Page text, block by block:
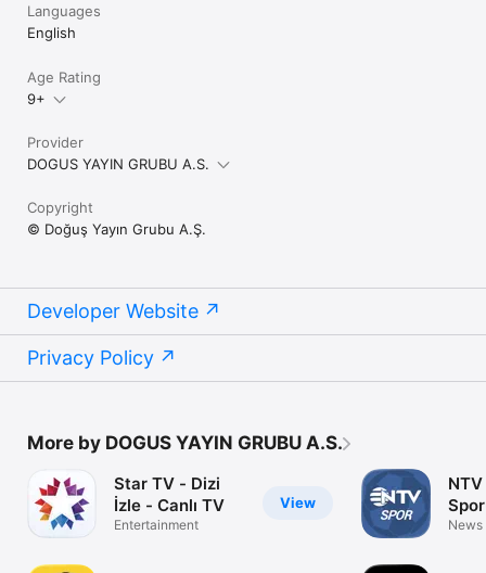
Languages
English
Age Rating
9+
Provider
DOGUS YAYIN GRUBU A.S.
Copyright
© Doğuş Yayın Grubu A.Ş.
Developer Website
Privacy Policy
More by DOGUS YAYIN GRUBU A.S.
View
Star TV - Dizi
İzle - Canlı TV
Entertainment News